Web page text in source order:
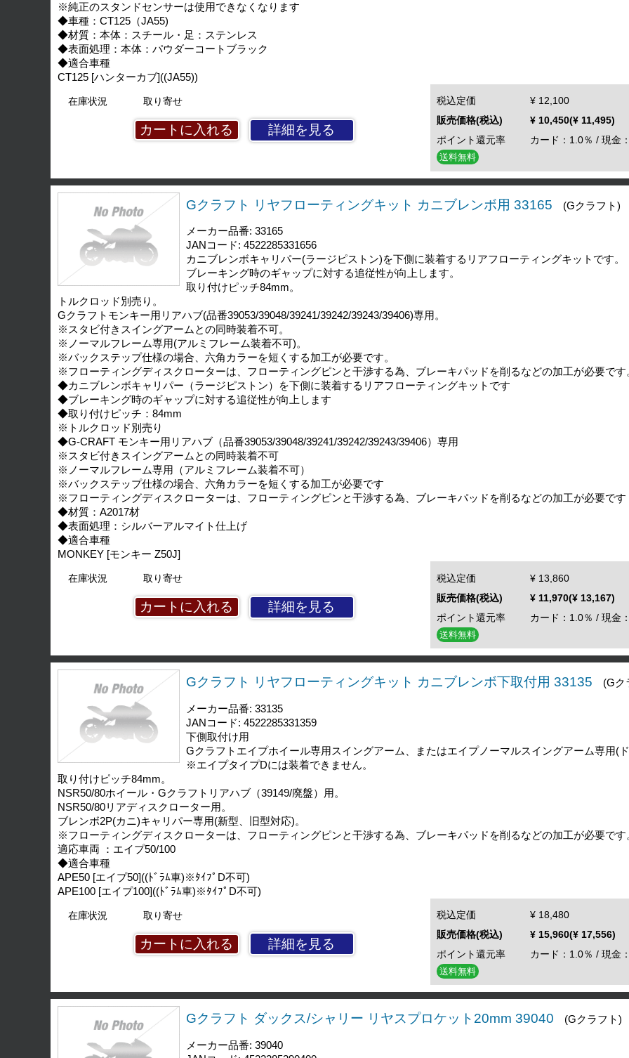
※純正のスタンドセンサーは使用できなくなります
◆車種：CT125（JA55)
◆材質：本体：スチール・足：ステンレス
◆表面処理：本体：パウダーコートブラック
◆適合車種
CT125 [ハンターカブ]((JA55))
在庫状況 取り寄せ
詳細を見る
税込定価
¥ 12,100
販売価格(税込)
¥ 10,450(¥ 11,495)
ポイント還元率
カード：1.0％ / 現金
送料無料
Gクラフト リヤフローティングキット カニブレンボ用 33165 (Gクラフト)
メーカー品番: 33165
JANコード: 4522285331656
カニブレンボキャリパー(ラージピストン)を下側に装着するリアフローティングキットです。
ブレーキング時のギャップに対する追従性が向上します。
取り付けピッチ84mm。
トルクロッド別売り。
Gクラフトモンキー用リアハブ(品番39053/39048/39241/39242/39243/39406)専用。
※スタビ付きスイングアームとの同時装着不可。
※ノーマルフレーム専用(アルミフレーム装着不可)。
※バックステップ仕様の場合、六角カラーを短くする加工が必要です。
※フローティングディスクローターは、フローティングピンと干渉する為、ブレーキパッドを削るなどの加工が必要です
◆カニブレンボキャリパー（ラージピストン）を下側に装着するリアフローティングキットです
◆ブレーキング時のギャップに対する追従性が向上します
◆取り付けピッチ：84mm
※トルクロッド別売り
◆G-CRAFT モンキー用リアハブ（品番39053/39048/39241/39242/39243/39406）専用
※スタビ付きスイングアームとの同時装着不可
※ノーマルフレーム専用（アルミフレーム装着不可）
※バックステップ仕様の場合、六角カラーを短くする加工が必要です
※フローティングディスクローターは、フローティングピンと干渉する為、ブレーキパッドを削るなどの加工が必要です
◆材質：A2017材
◆表面処理：シルバーアルマイト仕上げ
◆適合車種
MONKEY [モンキー Z50J]
在庫状況 取り寄せ
詳細を見る
税込定価
¥ 13,860
販売価格(税込)
¥ 11,970(¥ 13,167)
ポイント還元率
カード：1.0％ / 現金
送料無料
Gクラフト リヤフローティングキット カニブレンボ下取付用 33135 (Gク
メーカー品番: 33135
JANコード: 4522285331359
下側取付け用
Gクラフトエイプホイール専用スイングアーム、またはエイプノーマルスイングアーム専用(
※エイプタイプDには装着できません。
取り付けピッチ84mm。
NSR50/80ホイール・Gクラフトリアハブ（39149/廃盤）用。
NSR50/80リアディスクローター用。
ブレンボ2P(カニ)キャリパー専用(新型、旧型対応)。
※フローティングディスクローターは、フローティングピンと干渉する為、ブレーキパッドを削るなどの加工が必要です
適応車両 ：エイプ50/100
◆適合車種
APE50 [エイプ50]((ﾄﾞﾗﾑ車)※ﾀｲﾌﾟD不可)
APE100 [エイプ100]((ﾄﾞﾗﾑ車)※ﾀｲﾌﾟD不可)
在庫状況 取り寄せ
詳細を見る
税込定価
¥ 18,480
販売価格(税込)
¥ 15,960(¥ 17,556)
ポイント還元率
カード：1.0％ / 現金
送料無料
Gクラフト ダックス/シャリー リヤスプロケット20mm 39040 (Gクラフト)
メーカー品番: 39040